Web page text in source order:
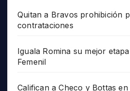
Quitan a Bravos prohibición
contrataciones
Iguala Romina su mejor
Femenil
Califican a Checo y Bottas